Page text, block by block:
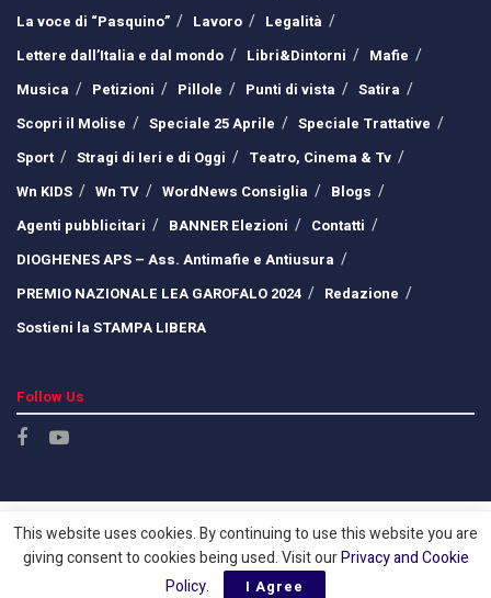
La voce di “Pasquino”
Lavoro
Legalità
Lettere dall’Italia e dal mondo
Libri&Dintorni
Mafie
Musica
Petizioni Pillole Punti di vista
Satira
Scopri il Molise
Speciale 25 Aprile
Speciale Trattative
Sport
Stragi di Ieri e di Oggi
Teatro, Cinema & Tv
Wn KIDS
Wn TV WordNews Consiglia
Blogs
Agenti pubblicitari
BANNER Elezioni
Contatti
DIOGHENES APS – Ass. Antimafie e Antiusura
PREMIO NAZIONALE LEA GAROFALO 2024
Redazione
Sostieni la STAMPA LIBERA
Follow Us
This website uses cookies. By continuing to use this website you are
giving consent to cookies being used. Visit ourPrivacy and Cookie
Policy. I Agree